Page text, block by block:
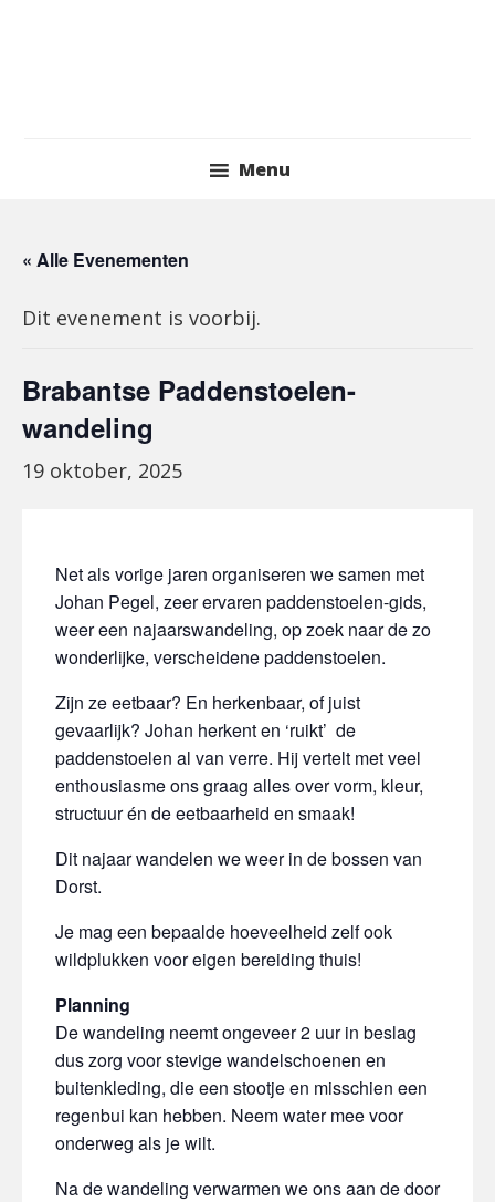
Menu
« Alle Evenementen
Dit evenement is voorbij.
Brabantse Paddenstoelen-
wandeling
19 oktober, 2025
Net als vorige jaren organiseren we samen met
Johan Pegel, zeer ervaren paddenstoelen-gids,
weer een najaarswandeling, op zoek naar de zo
wonderlijke, verscheidene paddenstoelen.
Zijn ze eetbaar? En herkenbaar, of juist
gevaarlijk? Johan herkent en ‘ruikt’ de
paddenstoelen al van verre. Hij vertelt met veel
enthousiasme ons graag alles over vorm, kleur,
structuur én de eetbaarheid en smaak!
Dit najaar wandelen we weer in de bossen van
Dorst.
Je mag een bepaalde hoeveelheid zelf ook
wildplukken voor eigen bereiding thuis!
Planning
De wandeling neemt ongeveer 2 uur in beslag
dus zorg voor stevige wandelschoenen en
buitenkleding, die een stootje en misschien een
regenbui kan hebben. Neem water mee voor
onderweg als je wilt.
Na de wandeling verwarmen we ons aan de door